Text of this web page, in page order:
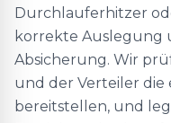
Durchlauferhitzer
korrekte Auslegung
Absicherung. Wir
und der Verteiler die
bereitstellen, und